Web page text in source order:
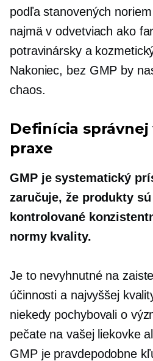
podľa stanovených
najmä v odvetviach ako
potravinársky a
Nakoniec, bez GMP by
chaos.
Definícia
praxe
GMP je systematický
zaručuje, že produkty
kontrolované
normy kvality.
Je to nevyhnutné na
účinnosti a najvyššej
niekedy pochybovali o
pečate na vašej liekovke
GMP je pravdepodobne